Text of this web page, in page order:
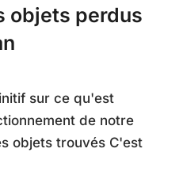
objets perdus
sur ce qu'est
de notre
objets trouvés C'est